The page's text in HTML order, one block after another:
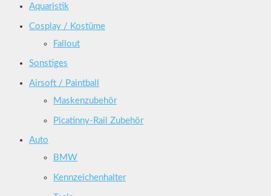
Aquaristik
Cosplay / Kostüme
Fallout
Sonstiges
Airsoft / Paintball
Maskenzubehör
Picatinny-Rail Zubehör
Auto
BMW
Kennzeichenhalter